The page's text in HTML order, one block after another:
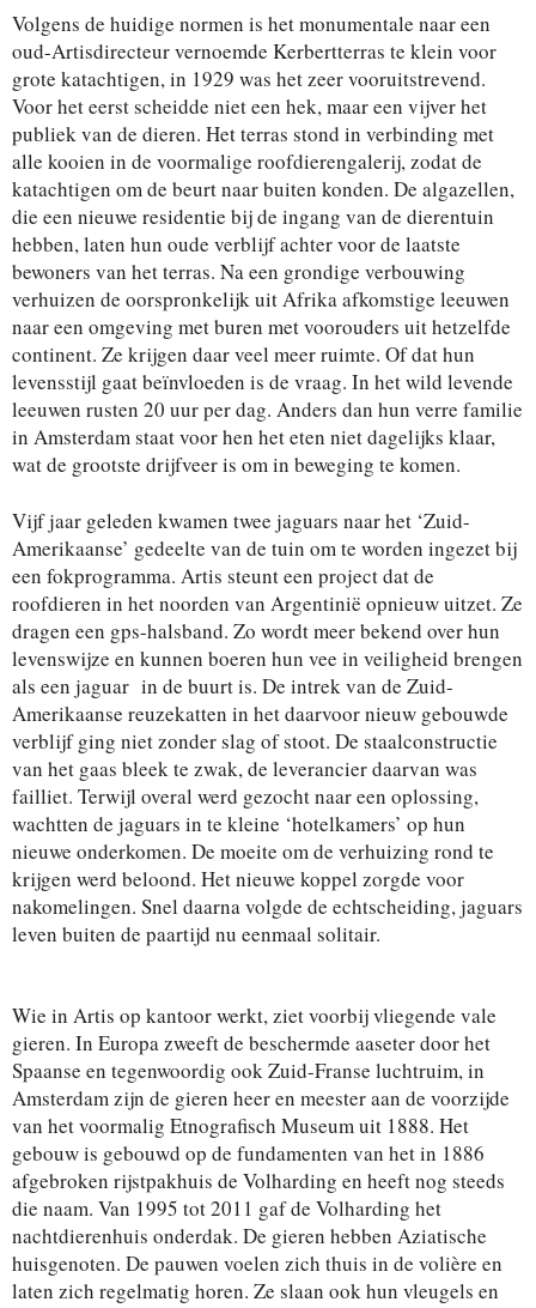
Volgens de huidige normen is het monumentale naar een
oud-Artisdirecteur vernoemde Kerbertterras te klein voor
grote katachtigen, in 1929 was het zeer vooruitstrevend.
Voor het eerst scheidde niet een hek, maar een vijver het
publiek van de dieren. Het terras stond in verbinding met
alle kooien in de voormalige roofdierengalerij, zodat de
katachtigen om de beurt naar buiten konden. De algazellen,
die een nieuwe residentie bij de ingang van de dierentuin
hebben, laten hun oude verblijf achter voor de laatste
bewoners van het terras. Na een grondige verbouwing
verhuizen de oorspronkelijk uit Afrika afkomstige leeuwen
naar een omgeving met buren met voorouders uit hetzelfde
continent. Ze krijgen daar veel meer ruimte. Of dat hun
levensstijl gaat beïnvloeden is de vraag. In het wild levende
leeuwen rusten 20 uur per dag. Anders dan hun verre familie
in Amsterdam staat voor hen het eten niet dagelijks klaar,
wat de grootste drijfveer is om in beweging te komen.
Vijf jaar geleden kwamen twee jaguars naar het ‘Zuid-
Amerikaanse’ gedeelte van de tuin om te worden ingezet bij
een fokprogramma. Artis steunt een project dat de
roofdieren in het noorden van Argentinië opnieuw uitzet. Ze
dragen een gps-halsband. Zo wordt meer bekend over hun
levenswijze en kunnen boeren hun vee in veiligheid brengen
als een jaguar in de buurt is. De intrek van de Zuid-
Amerikaanse reuzekatten in het daarvoor nieuw gebouwde
verblijf ging niet zonder slag of stoot. De staalconstructie
van het gaas bleek te zwak, de leverancier daarvan was
failliet. Terwijl overal werd gezocht naar een oplossing,
wachtten de jaguars in te kleine ‘hotelkamers’ op hun
nieuwe onderkomen. De moeite om de verhuizing rond te
krijgen werd beloond. Het nieuwe koppel zorgde voor
nakomelingen. Snel daarna volgde de echtscheiding, jaguars
leven buiten de paartijd nu eenmaal solitair.
Wie in Artis op kantoor werkt, ziet voorbij vliegende vale
gieren. In Europa zweeft de beschermde aaseter door het
Spaanse en tegenwoordig ook Zuid-Franse luchtruim, in
Amsterdam zijn de gieren heer en meester aan de voorzijde
van het voormalig Etnografisch Museum uit 1888. Het
gebouw is gebouwd op de fundamenten van het in 1886
afgebroken rijstpakhuis de Volharding en heeft nog steeds
die naam. Van 1995 tot 2011 gaf de Volharding het
nachtdierenhuis onderdak. De gieren hebben Aziatische
huisgenoten. De pauwen voelen zich thuis in de volière en
laten zich regelmatig horen. Ze slaan ook hun vleugels en